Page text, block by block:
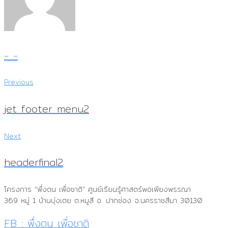
- -
แนะแนว
Previous
Previous
jet footer menu2
Next
Next
headerfinal2
โครงการ “พึ่งตน เพื่อชาติ” ศูนย์เรียนรู้ศาสตร์พอเพียงพรรณา
369 หมู่ 1 บ้านบุ่งเตย ต.หมูสี อ. ปากช่อง จ.นครราชสีมา 30130
FB : พึ่งตน เพื่อชาติ